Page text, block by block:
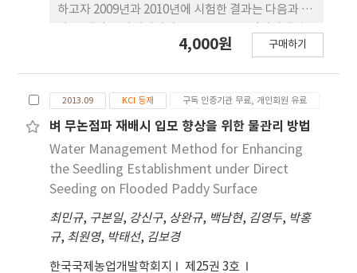
배시 이앙에서 출수기까지 소요일수는 4월 20일 이앙
시 108일, 5월 23일 이앙시 82일이었고, 평균온도는
4월 20일 이앙시 21.5oC, 5월 23일 이앙시 24.0oC이
하려면 조생종은 9월 11일, 중생종은 9월 24일, 중만
생종은 10월 4일 이후에 추석이 도래해야 가능한 것
하고자 2009년과 2010년에 시험한 결과는 다음과 같
717mm로 기계이앙이 더 많았다. 관개방법별로는 기
813mm, 간단관개가 621mm이었다. 간단관개는 관
행관개에비해 22~24%의 관개수를 절약할 수 있었으
며, 이에 따른 단위 관개량당 쌀수량인 물생산성은 기
계이앙과 무논점파재배모두 간단관개가 높게 나타났
다. 초장, 간장, 수장은 간단관개와 관행관개에 차이
가 없었으나, 분얼수는 간단관개에서 다소높았다. 수
량 및 수량구성요소 모두 관개방법별 유의적인 차이
가 없었으며, 완전미 비율, 단백질 함량도 유의한 차
이가 나타나지 않았다. 이상의 결과에서 간단관개를
4,000원 구매하기
2013.09 KCI 등재 구독 인증기관 무료, 개인회원 유료
벼 무논점파 재배시 입모 향상을 위한 물관리 방법
Water Management Method for Enhancing
the Seedling Establishment under Direct
Seeding on Flooded Paddy Surface
최민규, 구본일, 강신구, 상완규, 백남현, 김영두, 박홍
규, 최원영, 박태선, 김보경
한국국제농업개발학회지
제25권 3호